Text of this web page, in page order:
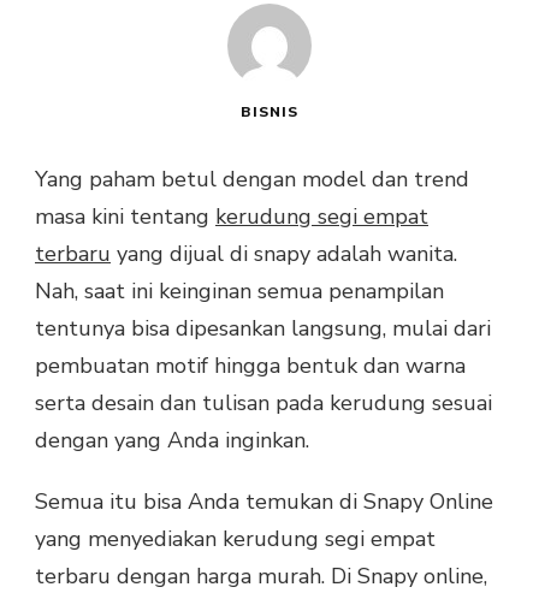
BISNIS
Yang paham betul dengan model dan trend
masa kini tentang kerudung segi empat
terbaru yang dijual di snapy adalah wanita.
Nah, saat ini keinginan semua penampilan
tentunya bisa dipesankan langsung, mulai dari
pembuatan motif hingga bentuk dan warna
serta desain dan tulisan pada kerudung sesuai
dengan yang Anda inginkan.
Semua itu bisa Anda temukan di Snapy Online
yang menyediakan kerudung segi empat
terbaru dengan harga murah. Di Snapy online,